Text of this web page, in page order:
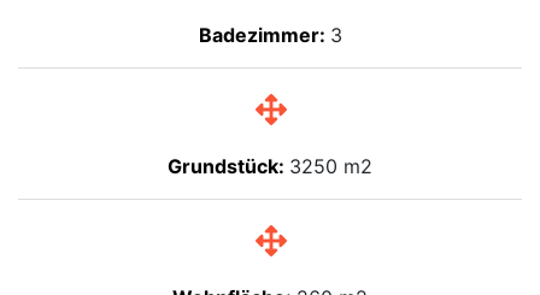
Badezimmer: 3
Grundstück: 3250 m2